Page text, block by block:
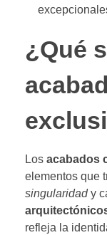
¿Qué
Los acabados
elementos que
singularidady
refleja la